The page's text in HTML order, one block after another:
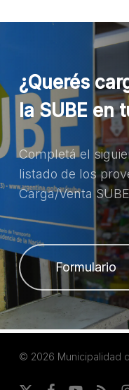
¿Querés
la SUBE en
Completá el
listado de los
Carga/Venta
Formulario
© 2026 Municipalidad